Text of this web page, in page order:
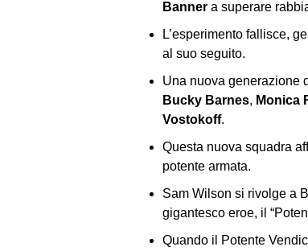
Banner a superare
L’esperimento fallisce,
al suo seguito.
Una nuova generazione
Bucky Barnes, Monica
Vostokoff.
Questa nuova squadra
potente armata.
Sam Wilson si rivolge a
gigantesco eroe, il
Quando il Potente